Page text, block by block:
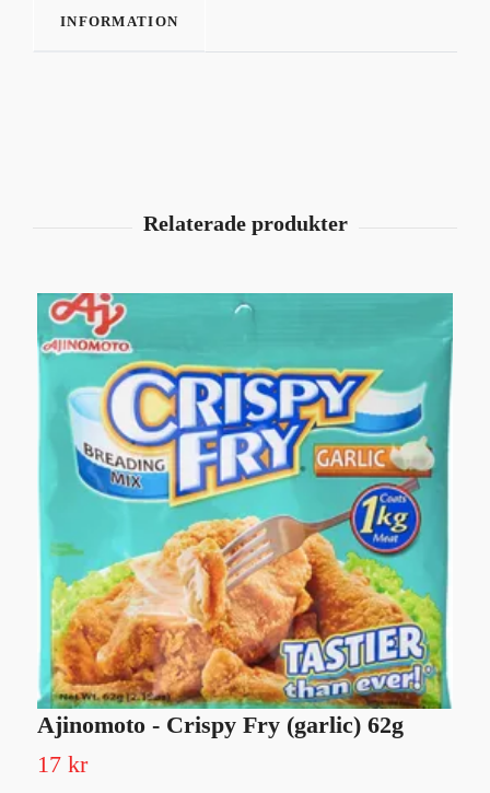
INFORMATION
Ajinomoto - Crispy Fry (garlic) 62g
17 kr